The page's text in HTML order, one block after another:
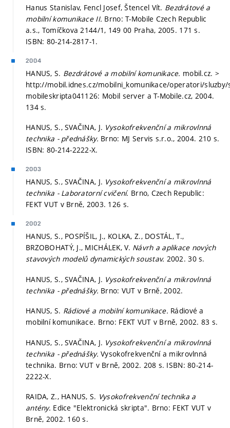
Hanus Stanislav, Fencl Josef, Štencel Vít. Bezdrátové a
mobilní komunikace II. Brno: T-Mobile Czech Republic
a.s., Tomíčkova 2144/1, 149 00 Praha, 2005. 171 s.
ISBN: 80-214-2817-1.
2004
HANUS, S. Bezdrátové a mobilní komunikace. mobil.cz. >
http://mobil.idnes.cz/mobilni_komunikace/operatori/sluzby/
mobileskripta041126: Mobil server a T-Mobile.cz, 2004.
134 s.
HANUS, S., SVAČINA, J. Vysokofrekvenční a mikrovlnná
technika - přednášky. Brno: MJ Servis s.r.o., 2004. 210 s.
ISBN: 80-214-2222-X.
2003
HANUS, S., SVAČINA, J. Vysokofrekvenční a mikrovlnná
technika - Laboratorní cvičení. Brno, Czech Republic:
FEKT VUT v Brně, 2003. 126 s.
2002
HANUS, S., POSPÍŠIL, J., KOLKA, Z., DOSTÁL, T.,
BRZOBOHATÝ, J., MICHÁLEK, V. Návrh a aplikace nových
stavových modelů dynamických soustav. 2002. 30 s.
HANUS, S., SVAČINA, J. Vysokofrekvenční a mikrovlnná
technika - přednášky. Brno: VUT v Brně, 2002.
HANUS, S. Rádiové a mobilní komunikace. Rádiové a
mobilní komunikace. Brno: FEKT VUT v Brně, 2002. 83 s.
HANUS, S., SVAČINA, J. Vysokofrekvenční a mikrovlnná
technika - přednášky.Vysokofrekvenční a mikrovlnná
technika. Brno: VUT v Brně, 2002. 208 s. ISBN: 80-214-
2222-X.
RAIDA, Z., HANUS, S. Vysokofrekvenční technika a
antény. Edice "Elektronická skripta". Brno: FEKT VUT v
Brně, 2002. 160 s.